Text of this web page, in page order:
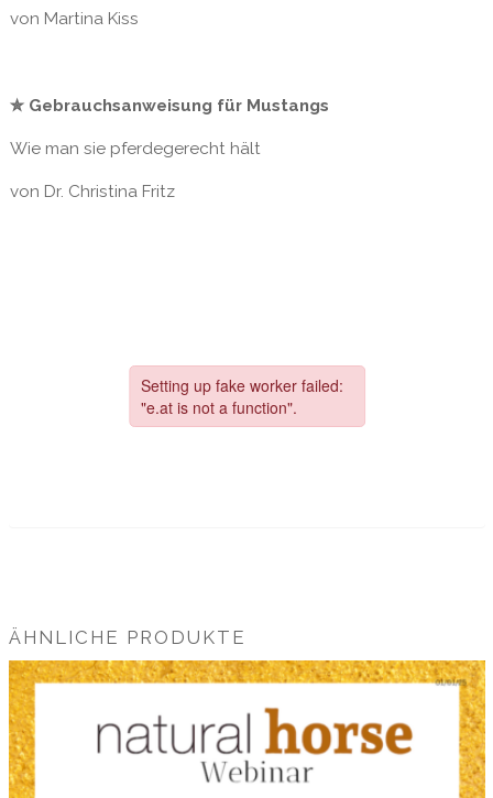
von Martina Kiss
✮ Gebrauchsanweisung für Mustangs
Wie man sie pferdegerecht hält
von Dr. Christina Fritz
ÄHNLICHE PRODUKTE